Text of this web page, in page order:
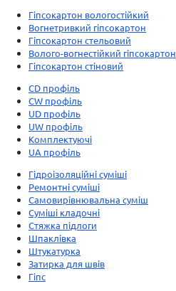
Гіпсокартон вологостійкий
Вогнетривкий гіпсокартон
Гіпсокартон стельовий
Волого-вогнестійкий гіпсокартон
Гіпсокартон стіновий
CD профіль
CW профіль
UD профіль
UW профіль
Комплектуючі
UA профіль
Гідроізоляційні суміші
Ремонтні суміші
Самовирівнювальна суміш
Суміші кладочні
Стяжка підлоги
Шпаклівка
Штукатурка
Затирка для швів
Гіпс